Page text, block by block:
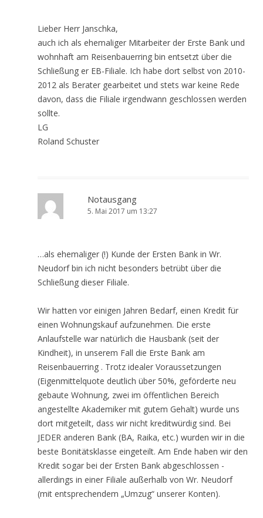
Lieber Herr Janschka,
auch ich als ehemaliger Mitarbeiter der Erste Bank und
wohnhaft am Reisenbauerring bin entsetzt über die
Schließung er EB-Filiale. Ich habe dort selbst von 2010-
2012 als Berater gearbeitet und stets war keine Rede
davon, dass die Filiale irgendwann geschlossen werden
sollte.
LG
Roland Schuster
Notausgang
5. Mai 2017 um 13:27
…als ehemaliger (!) Kunde der Ersten Bank in Wr.
Neudorf bin ich nicht besonders betrübt über die
Schließung dieser Filiale.
Wir hatten vor einigen Jahren Bedarf, einen Kredit für
einen Wohnungskauf aufzunehmen. Die erste
Anlaufstelle war natürlich die Hausbank (seit der
Kindheit), in unserem Fall die Erste Bank am
Reisenbauerring . Trotz idealer Voraussetzungen
(Eigenmittelquote deutlich über 50%, geförderte neu
gebaute Wohnung, zwei im öffentlichen Bereich
angestellte Akademiker mit gutem Gehalt) wurde uns
dort mitgeteilt, dass wir nicht kreditwürdig sind. Bei
JEDER anderen Bank (BA, Raika, etc.) wurden wir in die
beste Bonitätsklasse eingeteilt. Am Ende haben wir den
Kredit sogar bei der Ersten Bank abgeschlossen -
allerdings in einer Filiale außerhalb von Wr. Neudorf
(mit entsprechendem „Umzug“ unserer Konten).